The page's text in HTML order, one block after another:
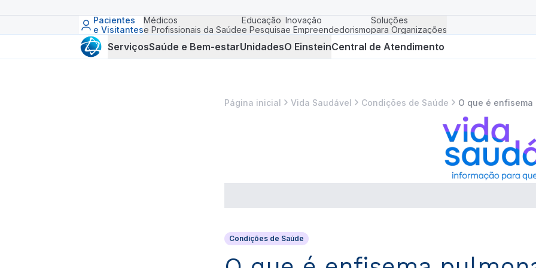
Pacientes
e Visitantes
Médicos
e Profissionais da Saúde
Educação
e Pesquisa
Inovação
e Empreendedorismo
Soluções
para Organizações
ServiçosSaúde e Bem-estarUnidadesO EinsteinCentral de Atendimento
Página inicial Vida Saudável Condições de Saúde O que é enfisema
Condições de Saúde